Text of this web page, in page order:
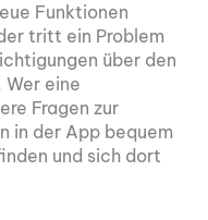
Funktionen
tritt ein Problem
über den
eine
Fragen zur
in der App bequem
und sich dort